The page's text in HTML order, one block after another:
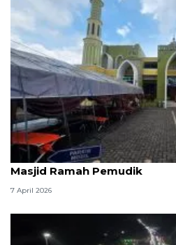
Kemenag: 3,5 juta orang
Masjid Ramah Pemudik
7 April 2026